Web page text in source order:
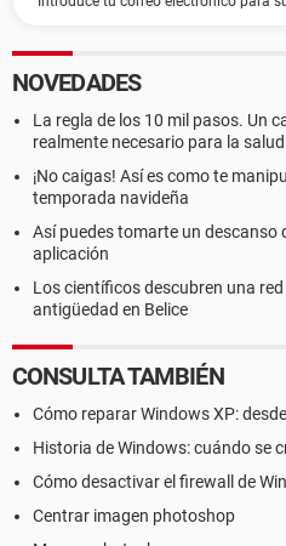
NOVEDADES
La regla de los 10 mil pasos. Un
realmente necesario para la salud
¡No caigas! Así es como te
temporada navideña
Así puedes tomarte un descanso
aplicación
Los científicos descubren una
antigüedad en Belice
CONSULTA TAMBIÉN
Cómo reparar Windows XP:
Historia de Windows: cuándo se
Cómo desactivar el firewall de
Centrar imagen photoshop